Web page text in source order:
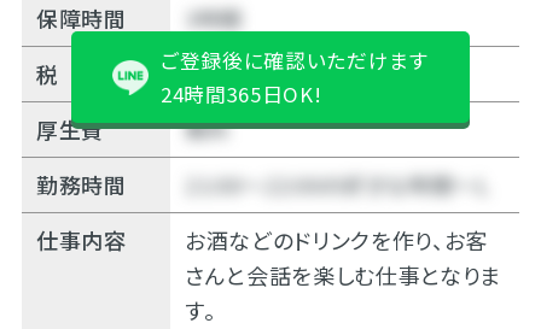
保障時間
3時間
税
無料
厚生費
無料
勤務時間
21:00～22:00の好きな時間～Ｌ
仕事内容
お酒などのドリンクを作り、お客
さんと会話を楽しむ仕事となりま
す。
ご登録後に確認いただけます
24時間365日OK!